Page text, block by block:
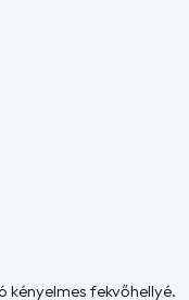
kényelmes fekvőhellyé.